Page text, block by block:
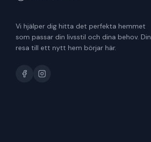
Vi hjälper dig hitta det perfekta hemmet
som passar din livsstil och dina behov. Din
resa till ett nytt hem börjar här.